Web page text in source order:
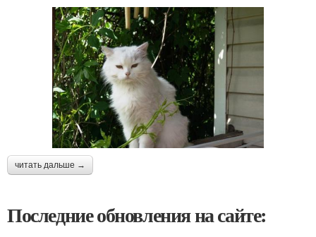
читать дальше →
Последние обновления на сайте: